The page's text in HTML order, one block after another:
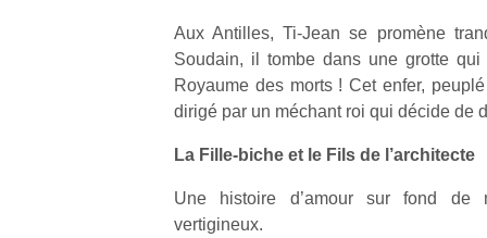
Aux Antilles, Ti-Jean se promène
Soudain, il tombe dans une grotte
Royaume des morts ! Cet enfer,
dirigé par un méchant roi qui décide de
La Fille-biche et le Fils de l’architecte
Une histoire d’amour sur fond de
vertigineux.
à